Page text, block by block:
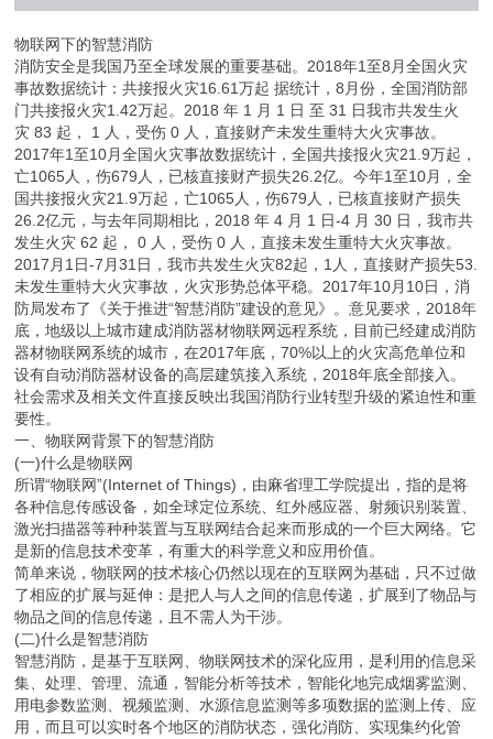
物联网下的智慧消防
消防安全是我国乃至全球发展的重要基础。2018年1至8月全国火灾
事故数据统计：共接报火灾16.61万起 据统计，8月份，全国消防部
门共接报火灾1.42万起。2018 年 1 月 1 日 至 31 日我市共发生火
灾 83 起， 1 人，受伤 0 人，直接财产未发生重特大火灾事故。
2017年1至10月全国火灾事故数据统计，全国共接报火灾21.9万起，
亡1065人，伤679人，已核直接财产损失26.2亿。今年1至10月，全
国共接报火灾21.9万起，亡1065人，伤679人，已核直接财产损失
26.2亿元，与去年同期相比，2018 年 4 月 1 日-4 月 30 日，我市共
发生火灾 62 起， 0 人，受伤 0 人，直接未发生重特大火灾事故。
2017月1日-7月31日，我市共发生火灾82起，1人，直接财产损失53.
未发生重特大火灾事故，火灾形势总体平稳。2017年10月10日，消
防局发布了《关于推进“智慧消防”建设的意见》。意见要求，2018年
底，地级以上城市建成消防器材物联网远程系统，目前已经建成消防
器材物联网系统的城市，在2017年底，70%以上的火灾高危单位和
设有自动消防器材设备的高层建筑接入系统，2018年底全部接入。
社会需求及相关文件直接反映出我国消防行业转型升级的紧迫性和重
要性。
一、物联网背景下的智慧消防
(一)什么是物联网
所谓“物联网”(Internet of Things)，由麻省理工学院提出，指的是将
各种信息传感设备，如全球定位系统、红外感应器、射频识别装置、
激光扫描器等种种装置与互联网结合起来而形成的一个巨大网络。它
是新的信息技术变革，有重大的科学意义和应用价值。
简单来说，物联网的技术核心仍然以现在的互联网为基础，只不过做
了相应的扩展与延伸：是把人与人之间的信息传递，扩展到了物品与
物品之间的信息传递，且不需人为干涉。
(二)什么是智慧消防
智慧消防，是基于互联网、物联网技术的深化应用，是利用的信息采
集、处理、管理、流通，智能分析等技术，智能化地完成烟雾监测、
用电参数监测、视频监测、水源信息监测等多项数据的监测上传、应
用，而且可以实时各个地区的消防状态，强化消防、实现集约化管